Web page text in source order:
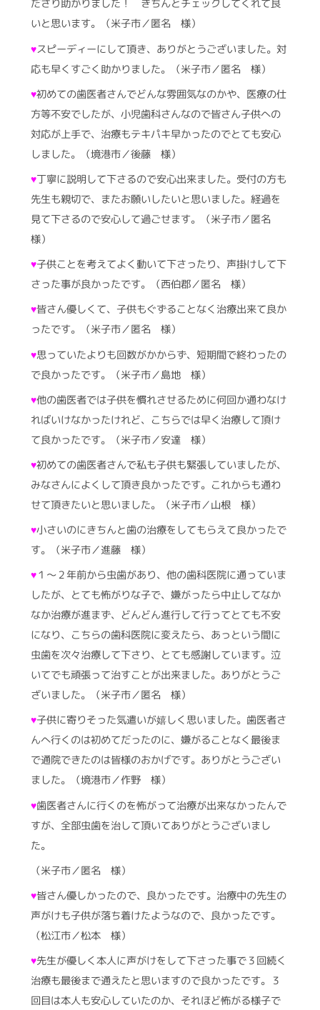
ださり助かりました！ きちんとチェックしてくれて良
いと思います。（米子市／匿名 様）
♥スピーディーにして頂き、ありがとうございました。対
応も早くすごく助かりました。（米子市／匿名 様）
♥初めての歯医者さんでどんな雰囲気なのかや、医療の仕
方等不安でしたが、小児歯科さんなので皆さん子供への
対応が上手で、治療もテキパキ早かったのでとても安心
しました。（境港市／後藤 様）
♥丁寧に説明して下さるので安心出来ました。受付の方も
先生も親切で、またお願いしたいと思いました。経過を
見て下さるので安心して過ごせます。（米子市／匿名
様）
♥子供ことを考えてよく動いて下さったり、声掛けして下
さった事が良かったです。（西伯郡／匿名 様）
♥皆さん優しくて、子供もぐずることなく治療出来て良か
ったです。（米子市／匿名 様）
♥思っていたよりも回数がかからず、短期間で終わったの
で良かったです。（米子市／島地 様）
♥他の歯医者では子供を慣れさせるために何回か通わなけ
ればいけなかったけれど、こちらでは早く治療して頂け
て良かったです。（米子市／安達 様）
♥初めての歯医者さんで私も子供も緊張していましたが、
みなさんによくして頂き良かったです。これからも通わ
せて頂きたいと思いました。（米子市／山根 様）
♥小さいのにきちんと歯の治療をしてもらえて良かったで
す。（米子市／進藤 様）
♥１～２年前から虫歯があり、他の歯科医院に通っていま
したが、とても怖がりな子で、嫌がったら中止してなか
なか治療が進まず、どんどん進行して行ってとても不安
になり、こちらの歯科医院に変えたら、あっという間に
虫歯を次々治療して下さり、とても感謝しています。泣
いてでも頑張って治すことが出来ました。ありがとうご
ざいました。（米子市／匿名 様）
♥子供に寄りそった気遣いが嬉しく思いました。歯医者さ
んへ行くのは初めてだったのに、嫌がることなく最後ま
で通院できたのは皆様のおかげです。ありがとうござい
ました。（境港市／作野 様）
♥歯医者さんに行くのを怖がって治療が出来なかったんで
すが、全部虫歯を治して頂いてありがとうございまし
た。
（米子市／匿名 様）
♥皆さん優しかったので、良かったです。治療中の先生の
声がけも子供が落ち着けたようなので、良かったです。
（松江市／松本 様）
♥先生が優しく本人に声がけをして下さった事で３回続く
治療も最後まで通えたと思いますので良かったです。３
回目は本人も安心していたのか、それほど怖がる様子で